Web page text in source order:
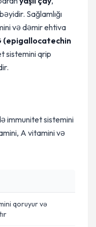
Sağlamlığı
və dəmir ehtiva
(epigallocatechin
sistemini qrip
immunitet sistemini
A vitamini və
qoruyur və